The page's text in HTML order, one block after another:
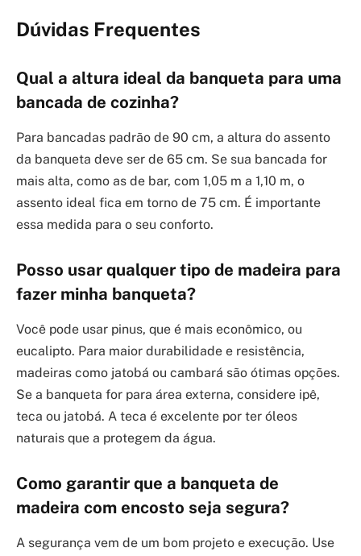
Dúvidas Frequentes
Qual a altura ideal da banqueta para uma
bancada de cozinha?
Para bancadas padrão de 90 cm, a altura do assento
da banqueta deve ser de 65 cm. Se sua bancada for
mais alta, como as de bar, com 1,05 m a 1,10 m, o
assento ideal fica em torno de 75 cm. É importante
essa medida para o seu conforto.
Posso usar qualquer tipo de madeira para
fazer minha banqueta?
Você pode usar pinus, que é mais econômico, ou
eucalipto. Para maior durabilidade e resistência,
madeiras como jatobá ou cambará são ótimas opções.
Se a banqueta for para área externa, considere ipê,
teca ou jatobá. A teca é excelente por ter óleos
naturais que a protegem da água.
Como garantir que a banqueta de
madeira com encosto seja segura?
A segurança vem de um bom projeto e execução. Use